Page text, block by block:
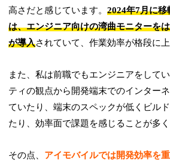
高さだと感じています。2024年7月に
は、エンジニア向けの湾曲モニターを
が導入されていて、作業効率が格段に上
また、私は前職でもエンジニアをして
ティの観点から開発端末でのインター
ていたり、端末のスペックが低くビル
たり、効率面で課題を感じることが多く
その点、 アイモバイルでは開発効率を